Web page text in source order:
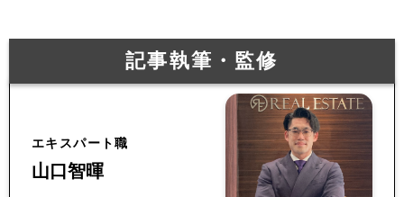
記事執筆・監修
エキスパート職
山口智暉